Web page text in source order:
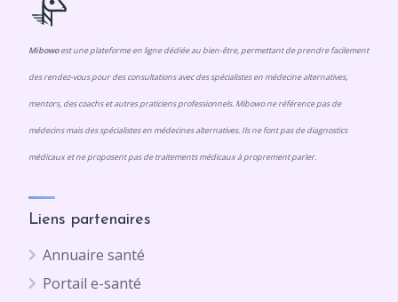
Mibowoest une plateforme en ligne dédiée au bien-être, permettant de prendre facilement
des rendez-vous pour des consultations avec des spécialistes en médecine alternatives,
mentors, des coachs et autres praticiens professionnels. Mibowo ne référence pas de
médecins mais des spécialistes en médecines alternatives. Ils ne font pas de diagnostics
médicaux et ne proposent pas de traitements médicaux à proprement parler.
Liens partenaires
Annuaire santé
Portail e-santé